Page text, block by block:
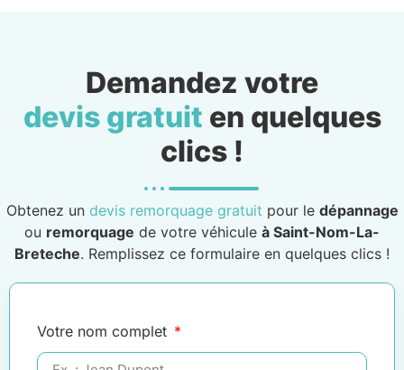
Demandez votre
devis gratuit en quelques
clics !
Obtenez un devis remorquage gratuit pour le dépannage
ou remorquage de votre véhicule à Saint-Nom-La-
Breteche. Remplissez ce formulaire en quelques clics !
Votre nom complet